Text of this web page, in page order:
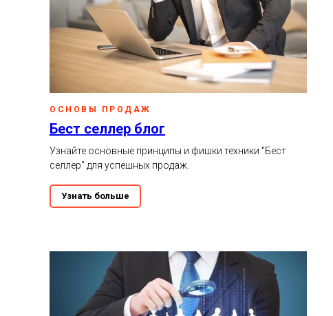
ОСНОВЫ ПРОДАЖ
Бест селлер блог
Узнайте основные принципы и фишки техники "Бест
селлер" для успешных продаж.
Узнать больше